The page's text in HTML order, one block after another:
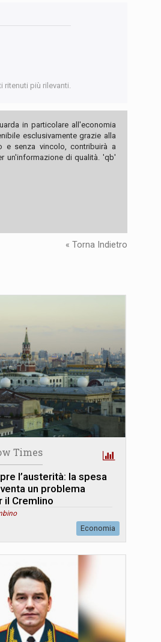
ritenuti più rilevanti.
in particolare all'economia
esclusivamente grazie alla
e senza vincolo, contribuirà a
un'informazione di qualità. 'qb'
« Torna Indietro
Times
l’austerità: la spesa
un problema
il Cremlino
Economia